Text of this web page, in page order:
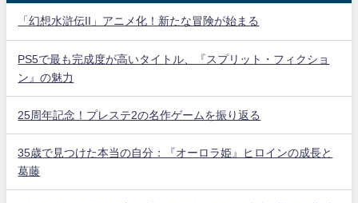
「幻想水滸伝II」アニメ化！新たな冒険が始まる
PS5で最も完成度が高いタイトル、『スプリット・フィクショ
ン』の魅力
25周年記念！プレステ2の名作ゲームを振り返る
35歳で見つけた本当の自分：『オーロラ姫』ヒロインの成長と
葛藤